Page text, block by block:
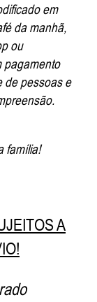
em
da manhã,
ou
pagamento
de pessoas e
família!
A